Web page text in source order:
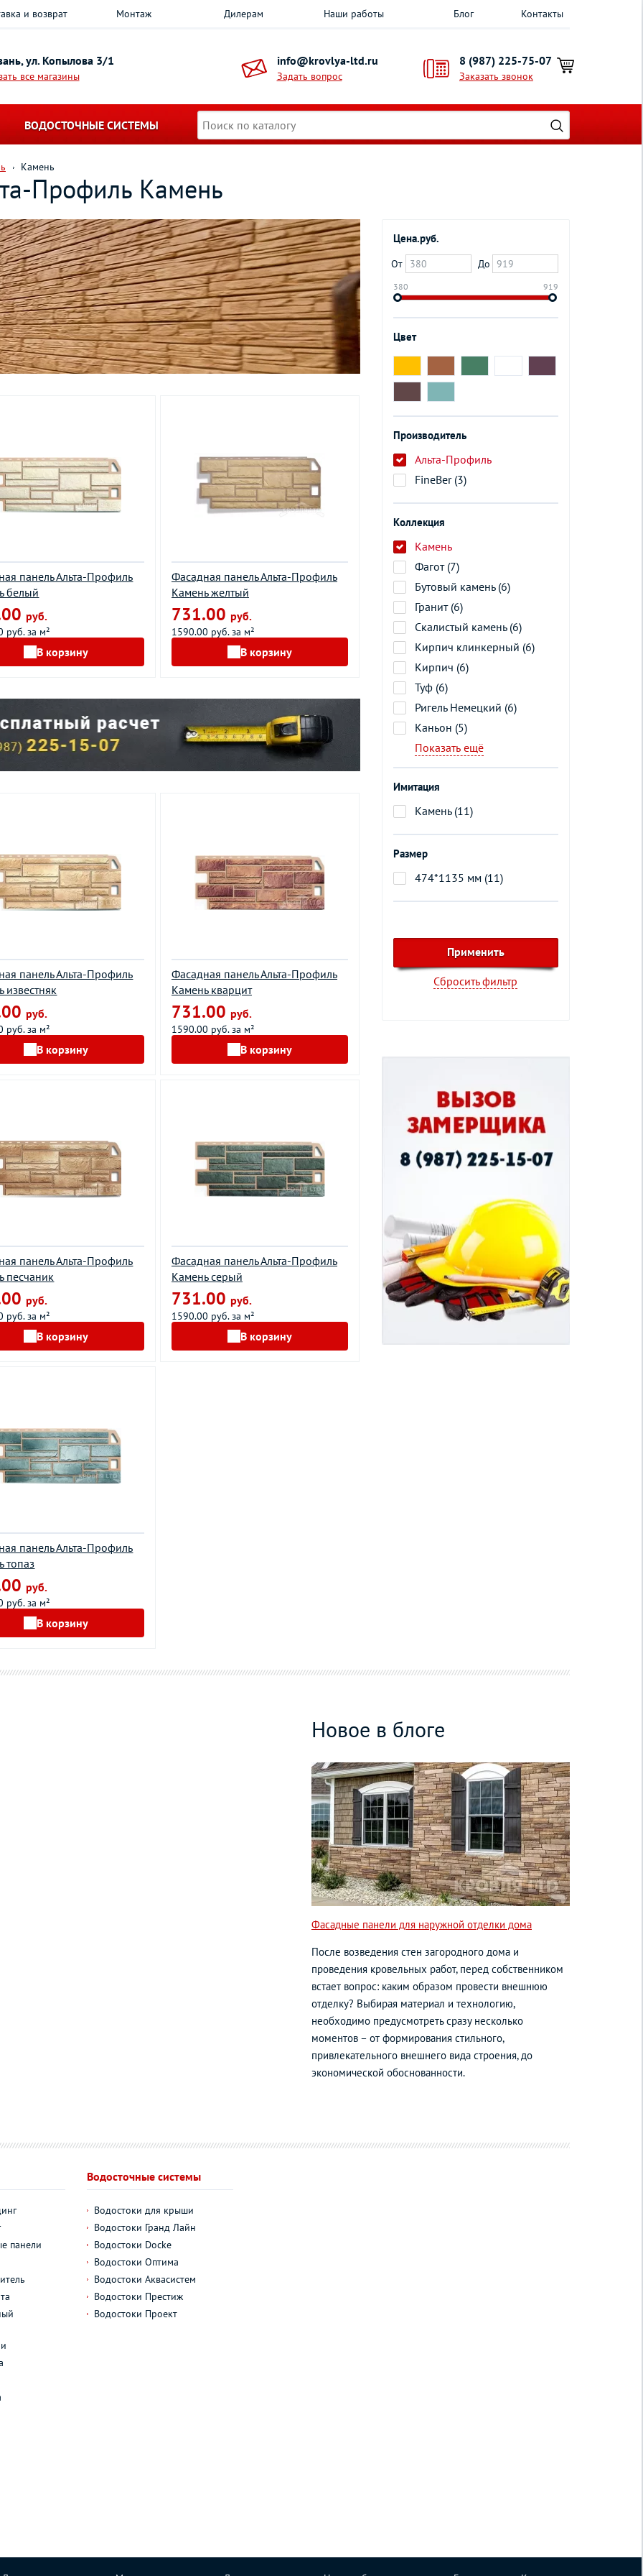
и возврат Монтаж Дилерам Наши работы Блог Контакты
ул. Копылова 3/1
все магазины
info@krovlya-ltd.ru
Задать вопрос
8 (987) 225-75-07
Заказать звонок
ВОДОСТОЧНЫЕ СИСТЕМЫ
Камень
Профиль Камень
Цена.руб.
От До
380 919
Цвет
Производитель
Альта-Профиль
FineBer (3)
Коллекция
Камень
Фагот (7)
Бутовый камень (6)
Гранит (6)
Скалистый камень (6)
Кирпич клинкерный (6)
Кирпич (6)
Туф (6)
Ригель Немецкий (6)
Каньон (5)
Показать ещё
Имитация
Камень (11)
Размер
474*1135 мм (11)
Сбросить фильтр
панель Альта-Профиль
белый
руб.
руб. за м²
В корзину
Фасадная панель Альта-Профиль
Камень желтый
731.00 руб.
1590.00 руб. за м²
В корзину
панель Альта-Профиль
известняк
руб.
руб. за м²
В корзину
Фасадная панель Альта-Профиль
Камень кварцит
731.00 руб.
1590.00 руб. за м²
В корзину
панель Альта-Профиль
песчаник
руб.
руб. за м²
В корзину
Фасадная панель Альта-Профиль
Камень серый
731.00 руб.
1590.00 руб. за м²
В корзину
панель Альта-Профиль
топаз
руб.
руб. за м²
В корзину
Новое в блоге
Фасадные панели для наружной отделки дома
После возведения стен загородного дома и
проведения кровельных работ, перед собственником
встает вопрос: каким образом провести внешнюю
отделку? Выбирая материал и технологию,
необходимо предусмотреть сразу несколько
моментов – от формирования стильного,
привлекательного внешнего вида строения, до
экономической обоснованности.
панели
Водосточные системы
Водостоки для крыши
Водостоки Гранд Лайн
Водостоки Docke
Водостоки Оптима
Водостоки Аквасистем
Водостоки Престиж
Водостоки Проект